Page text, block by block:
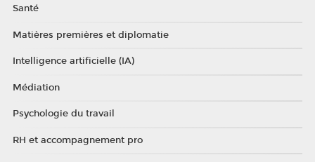
Santé
Matières premières et diplomatie
Intelligence artificielle (IA)
Médiation
Psychologie du travail
RH et accompagnement pro